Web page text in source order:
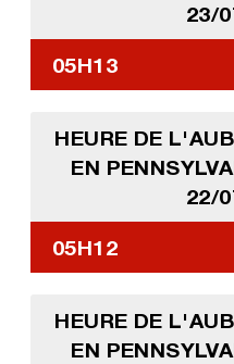
23/
05H13
HEURE DE
EN
22/
05H12
HEURE DE
EN